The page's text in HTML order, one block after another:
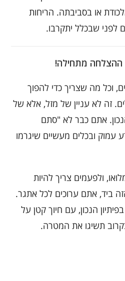
או בסביבתה. הריחות
לפני שבכלל יתקרבו.
ההצלחה מתחילה!
וכל מה שצריך כדי להפוך
זה לא עניין של מזל, אלא של
אתם כבר לא "סתם
עמוק ובכלים מעשיים שיגרמו
ולפעמים צריך להיות
ביד, אתם ערוכים לכל אתגר.
הנכון, עם חיוך קטן על
תשיגו את המטרה.